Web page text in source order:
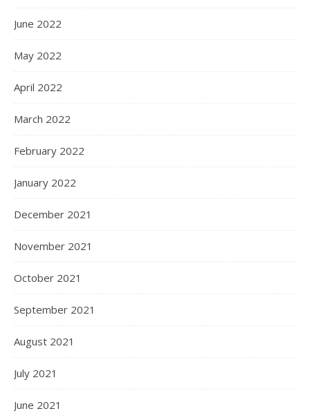
June 2022
May 2022
April 2022
March 2022
February 2022
January 2022
December 2021
November 2021
October 2021
September 2021
August 2021
July 2021
June 2021